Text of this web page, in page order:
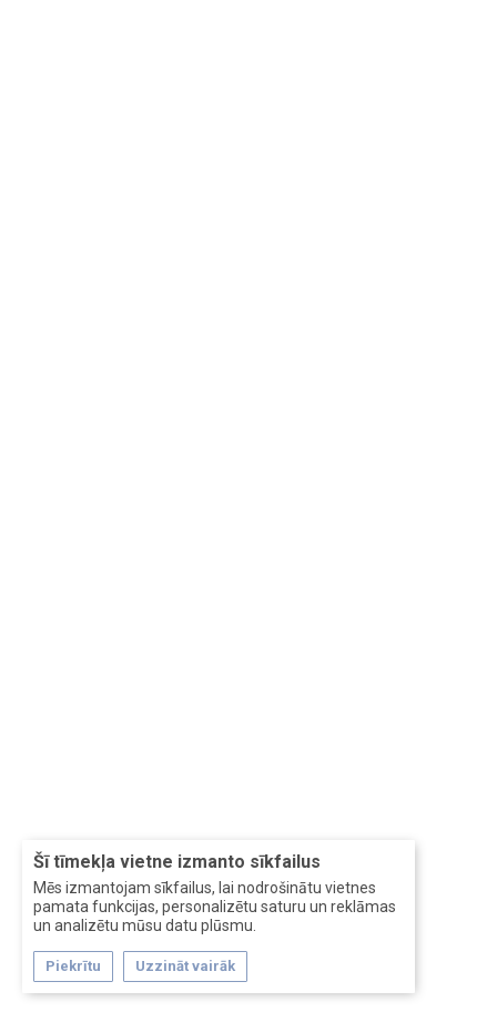
Šī tīmekļa vietne izmanto sīkfailus
Mēs izmantojam sīkfailus, lai nodrošinātu vietnes
pamata funkcijas, personalizētu saturu un reklāmas
un analizētu mūsu datu plūsmu.
Piekrītu Uzzināt vairāk